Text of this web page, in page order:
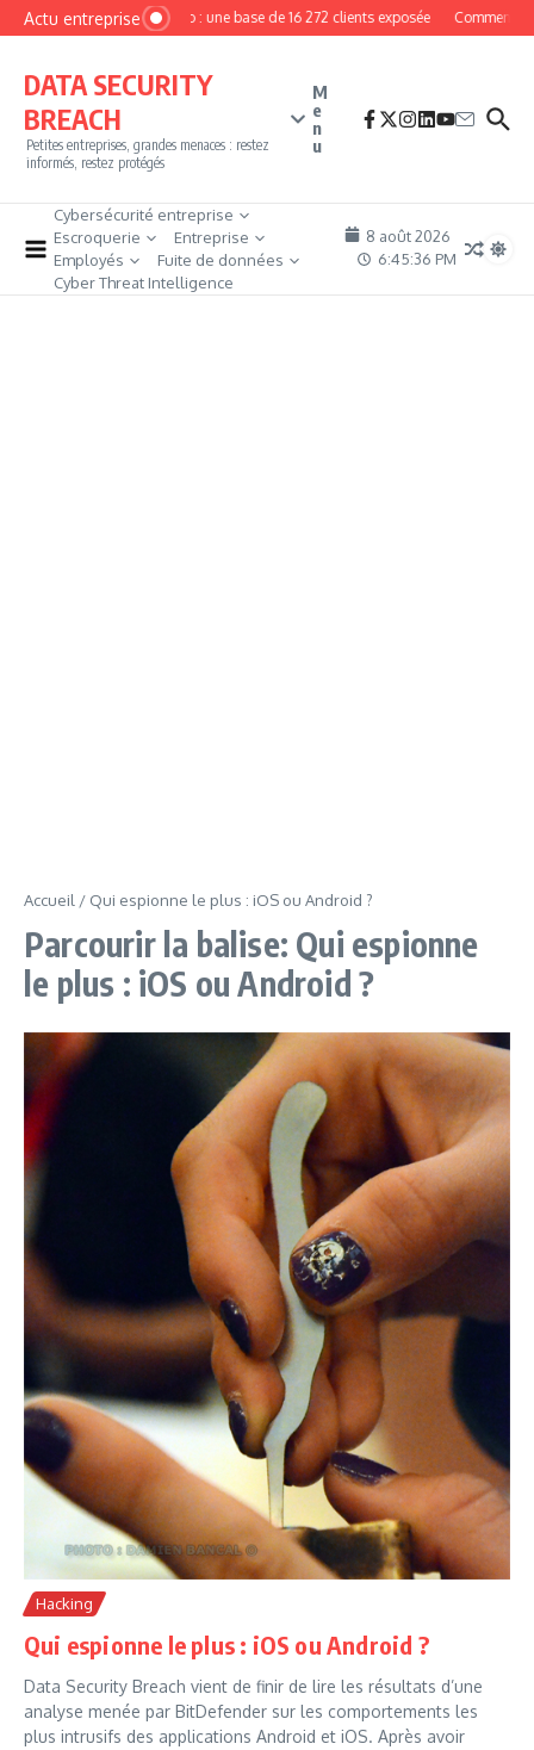
Aller au contenu
Actu entrepriseMyPhoto : une base de 16 272 clients exposée Comment
DATA SECURITY
BREACH
Petites entreprises, grandes menaces : restez
informés, restez protégés
M
e
n
u
Cybersécurité entreprise
Escroquerie
Entreprise
Employés
Fuite de données
Cyber Threat Intelligence
8 août 2026
6:45:37 PM
Accueil / Qui espionne le plus : iOS ou Android ?
Parcourir la balise: Qui espionne
le plus : iOS ou Android ?
Hacking
Qui espionne le plus : iOS ou Android ?
Data Security Breach vient de finir de lire les résultats d’une
analyse menée par BitDefender sur les comportements les
plus intrusifs des applications Android et iOS. Après avoir